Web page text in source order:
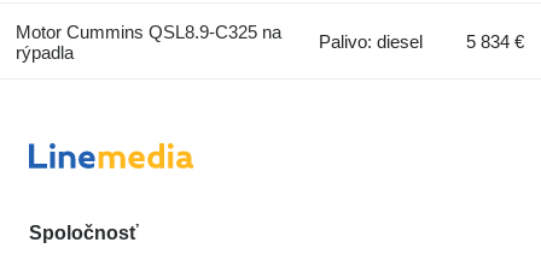
Motor Cummins QSL8.9-C325 na
rýpadla
Palivo: diesel 5 834 €
Spoločnosť